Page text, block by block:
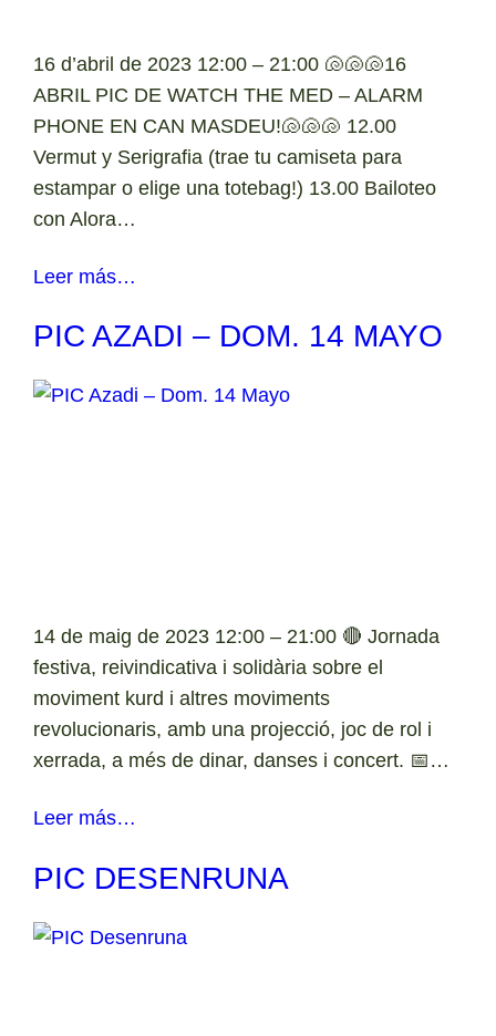
16 d’abril de 2023 12:00 – 21:00 🐚🐚🐚16
ABRIL PIC DE WATCH THE MED – ALARM
PHONE EN CAN MASDEU!🐚🐚🐚 12.00
Vermut y Serigrafia (trae tu camiseta para
estampar o elige una totebag!) 13.00 Bailoteo
con Alora…
Leer más…
PIC AZADI – DOM. 14 MAYO
14 de maig de 2023 12:00 – 21:00 🔴 Jornada
festiva, reivindicativa i solidària sobre el
moviment kurd i altres moviments
revolucionaris, amb una projecció, joc de rol i
xerrada, a més de dinar, danses i concert. 📅…
Leer más…
PIC DESENRUNA